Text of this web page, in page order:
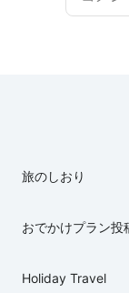
旅のしおり
おでかけプラン投
Holiday Travel